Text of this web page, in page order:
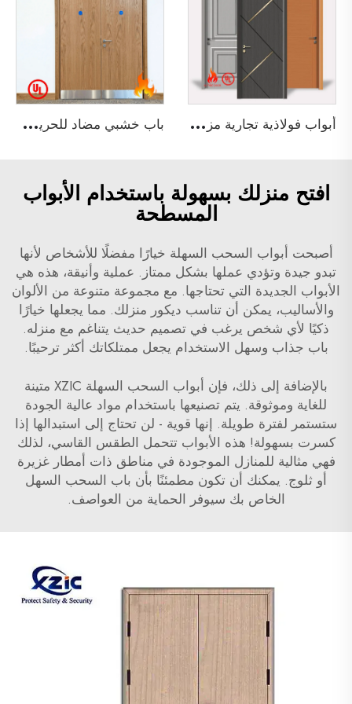
أ
بواب فولاذية تجارية مزدوجة وفردية مقاومة للحريق لمدة 3 ساعات ومصنفة من قبل UL لأبواب المجتمعات ب
اب خشبي مضاد للحريق لمدة 90 دقيقة غير متساوي مع شهادة UL لمبنى فندق
افتح منزلك بسهولة باستخدام الأبواب
المسطحة
أصبحت أبواب السحب السهلة خيارًا مفضلًا للأشخاص لأنها
تبدو جيدة وتؤدي عملها بشكل ممتاز. عملية وأنيقة، هذه هي
الأبواب الجديدة التي تحتاجها. مع مجموعة متنوعة من الألوان
والأساليب، يمكن أن تناسب ديكور منزلك. مما يجعلها خيارًا
ذكيًا لأي شخص يرغب في تصميم حديث يتناغم مع منزله.
باب جذاب وسهل الاستخدام يجعل ممتلكاتك أكثر ترحيبًا.
بالإضافة إلى ذلك، فإن أبواب السحب السهلة XZIC متينة
للغاية وموثوقة. يتم تصنيعها باستخدام مواد عالية الجودة
ستستمر لفترة طويلة. إنها قوية - لن تحتاج إلى استبدالها إذا
كسرت بسهولة! هذه الأبواب تتحمل الطقس القاسي، لذلك
فهي مثالية للمنازل الموجودة في مناطق ذات أمطار غزيرة
أو ثلوج. يمكنك أن تكون مطمئنًا بأن باب السحب السهل
الخاص بك سيوفر الحماية من العواصف.